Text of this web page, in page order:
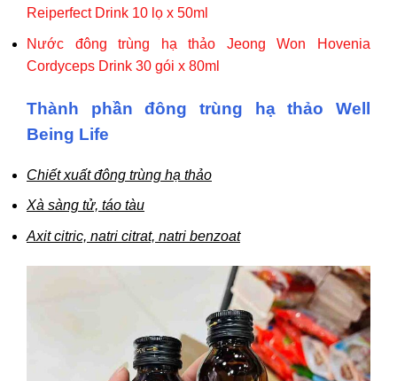
Reiperfect Drink 10 lọ x 50ml
Nước đông trùng hạ thảo Jeong Won Hovenia
Cordyceps Drink 30 gói x 80ml
Thành phần đông trùng hạ thảo Well
Being Life
Chiết xuất đông trùng hạ thảo
Xà sàng tử, táo tàu
Axit citric, natri citrat, natri benzoat